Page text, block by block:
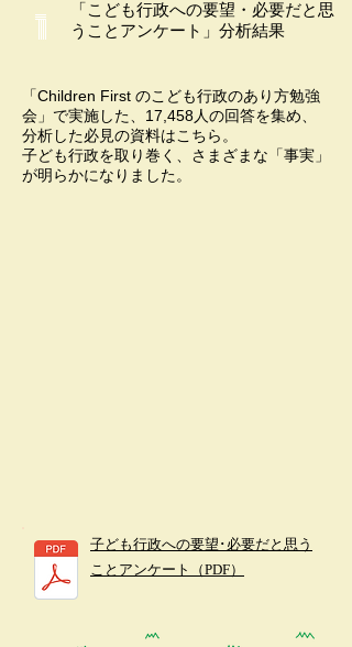
1
「こども行政への要望・必要だと思
うことアンケート」分析結果
「Children First のこども行政のあり方勉強
会」で実施した、17,458人の回答を集め、
分析した必見の資料はこちら。
​子ども行政を取り巻く、さまざまな「事実」
が明らかになりました。
​子ども行政への要望･必要だと思う
ことアンケート（PDF）